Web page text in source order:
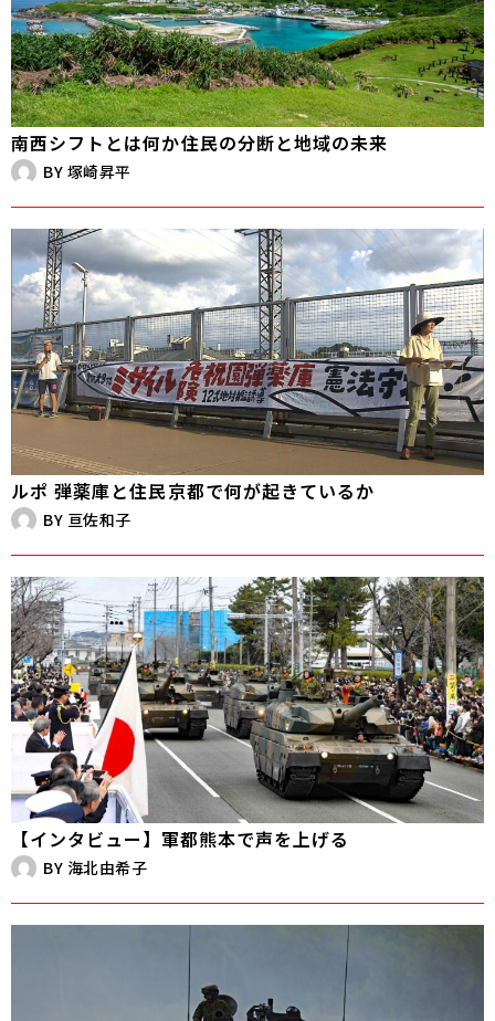
南西シフトとは何か――住民の分断と地域の未来
BY 塚崎昇平
ルポ 弾薬庫と住民――京都で何が起きているか
BY 亘佐和子
【インタビュー】軍都熊本で声を上げる
BY 海北由希子